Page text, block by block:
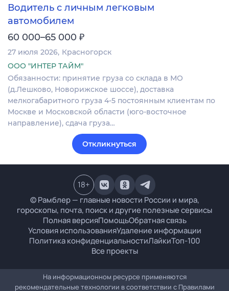
Водитель с личным легковым
автомобилем
60 000–65 000 ₽
27 июля 2026 Красногорск
ООО "ИНТЕР ТАЙМ"
Обязанности: принятие груза со склада в МО
(д.Лешково, Новорижское шоссе), доставка
мелкогабаритного груза 4-5 постоянным клиентам по
Москве и Московской области (юго-восточное
направление), сдача груза…
Откликнуться
© Рамблер — главные новости России и мира,
гороскопы, почта, поиск и другие полезные сервисы
Полная версияПомощьОбратная связь
Условия использованияУдаление информации
Политика конфиденциальностиЛайкиТоп-100
Все проекты
18+
На информационном ресурсе применяются
рекомендательные технологии в соответствии с Правилами